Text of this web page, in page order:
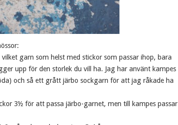
garn som helst med stickor som passar ihop, bara
upp för den storlek du vill ha. Jag har använt kampes
och så ett grått järbo sockgarn för att jag råkade ha
3½ för att passa järbo-garnet, men till kampes passar